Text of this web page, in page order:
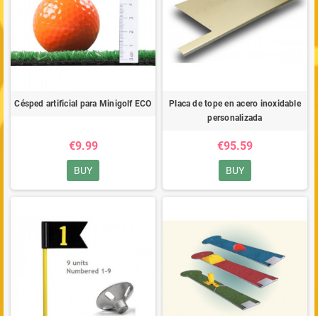
Césped artificial para Minigolf ECO
€9.99
BUY
Placa de tope en acero inoxidable
personalizada
€95.59
BUY